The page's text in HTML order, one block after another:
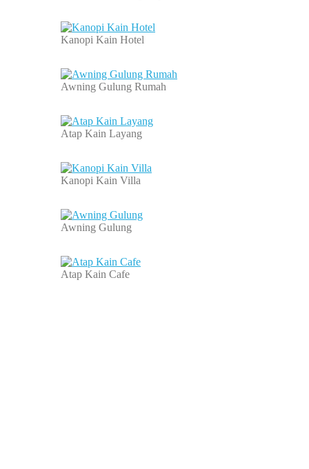
Kanopi Kain Hotel
Awning Gulung Rumah
Atap Kain Layang
Kanopi Kain Villa
Awning Gulung
Atap Kain Cafe